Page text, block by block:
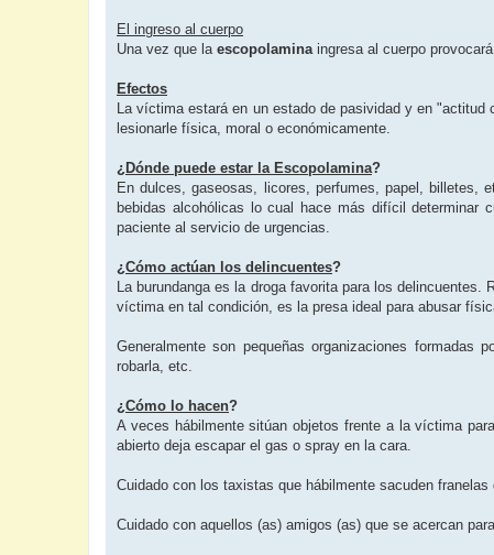
El ingreso al cuerpo
Una vez que la escopolaminaingresa al cuerpo
Efectos
La víctima estará en un estado de pasividad y en "actitud
lesionarle física, moral o económicamente.
¿Dónde puede estar la Escopolamina?
En dulces, gaseosas, licores, perfumes, papel, billetes,
bebidas alcohólicas lo cual hace más difícil determinar
paciente al servicio de urgencias.
¿Cómo actúan los delincuentes?
La burundanga es la droga favorita para los
víctima en tal condición, es la presa ideal para abusar
Generalmente son pequeñas organizaciones formadas
robarla, etc.
¿Cómo lo hacen?
A veces hábilmente sitúan objetos frente a la víctima
abierto deja escapar el gas o spray en la cara.
Cuidado con los taxistas que hábilmente sacuden franelas
Cuidado con aquellos (as) amigos (as) que se acercan